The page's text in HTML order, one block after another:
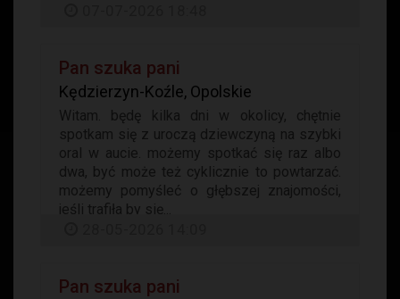
Pan szuka pani
Kędzierzyn-Koźle, Opolskie
Witam. będę kilka dni w okolicy, chętnie
spotkam się z uroczą dziewczyną na szybki
oral w aucie. możemy spotkać się raz albo
dwa, być może też cyklicznie to powtarzać.
możemy pomyśleć o głębszej znajomości,
jeśli trafiła by się...
Pan szuka pani